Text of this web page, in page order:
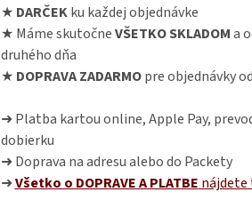
★ DARČEKku každej objednávke
★ Máme skutočneVŠETKO SKLADOMa
druhého dňa
★ DOPRAVA ZADARMOpre objednávky
➜ Platba kartou online, Apple Pay,
dobierku
➜ Doprava na adresu alebo do Packety
➜Všetko o DOPRAVE A PLATBE nájdete